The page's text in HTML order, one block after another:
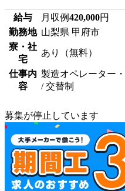
給与 月収例420,000円
勤務地 山梨県 甲府市
寮・社
宅
あり（無料）
仕事内
容
製造オペレーター
/ 交替制
募集が停止しています